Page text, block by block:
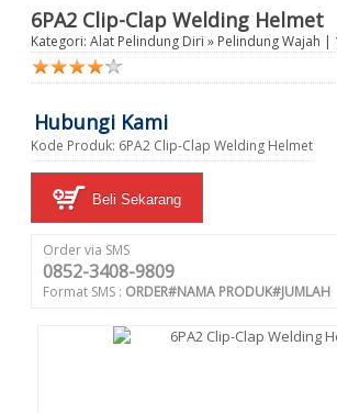
6PA2 Clip-Clap Welding Helmet
Kategori: Alat Pelindung Diri » Pelindung Wajah |
Hubungi Kami
Kode Produk: 6PA2 Clip-Clap Welding Helmet
Beli Sekarang
Order via SMS
0852-3408-9809
Format SMS : ORDER#NAMA PRODUK#JUMLAH